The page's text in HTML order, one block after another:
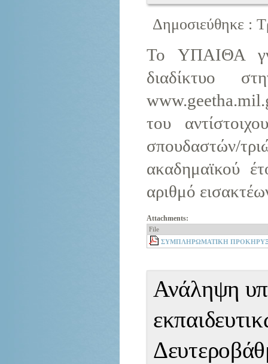
Δημοσιεύθηκε :
Το ΥΠΑΙΘΑ
διαδίκτυο
του
σπουδαστών/
ακαδημαϊκού
αριθμό
Attachments:
File
ΣΥΜΠΛΗΡΩΜΑΤΙΚΗ ΠΡΟΚΗΡΥΞΗ
Ανάληψη